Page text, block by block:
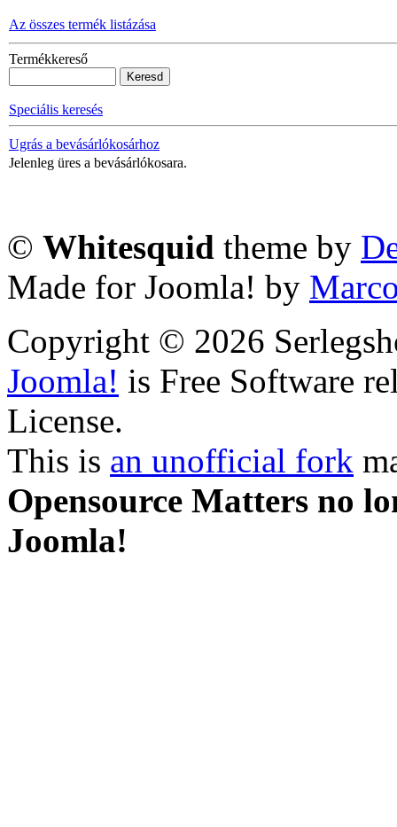
Az összes termék listázása
Termékkereső
Speciális keresés
Ugrás a bevásárlókosárhoz
Jelenleg üres a bevásárlókosara.
© Whitesquid theme by
Made for Joomla! by
Copyright © 2026
Joomla! is Free Software
License.
This is an unofficial fork
Opensource Matters no
Joomla!